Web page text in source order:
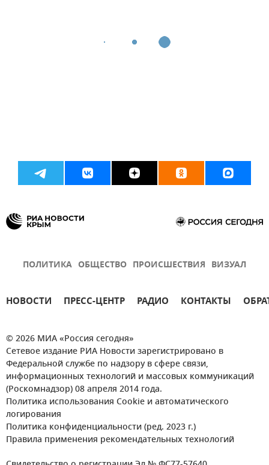
ПОЛИТИКА ОБЩЕСТВО ПРОИСШЕСТВИЯ ВИЗУАЛ
НОВОСТИ ПРЕСС-ЦЕНТР РАДИО КОНТАКТЫ
© 2026 МИА «Россия сегодня»
Сетевое издание РИА Новости зарегистрировано в
Федеральной службе по надзору в сфере связи,
информационных технологий и массовых коммуникаций
(Роскомнадзор) 08 апреля 2014 года.
Политика использования Cookie и автоматического
логирования
Политика конфиденциальности (ред. 2023 г.)
Правила применения рекомендательных технологий